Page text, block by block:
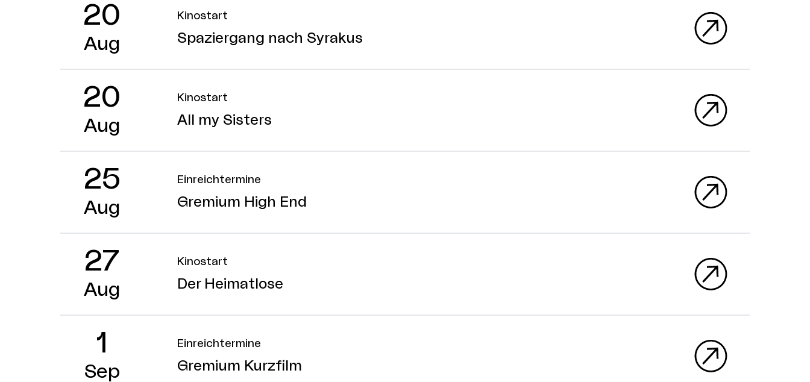
20
Aug
Kinostart
Spaziergang nach Syrakus
20
Aug
Kinostart
All my Sisters
25
Aug
Einreichtermine
Gremium High End
27
Aug
Kinostart
Der Heimatlose
1
Sep
Einreichtermine
Gremium Kurzfilm